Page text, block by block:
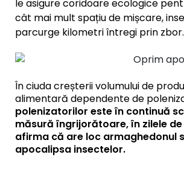
le asigure coridoare ecologice
cât mai mult spațiu de mișcare,
parcurge kilometri întregi prin zbor.
În ciuda creșterii volumului de
alimentară dependente de
polenizatorilor este în continuă
măsură îngrijorătoare, în zilele
afirma că are loc armaghedonul
apocalipsa insectelor.